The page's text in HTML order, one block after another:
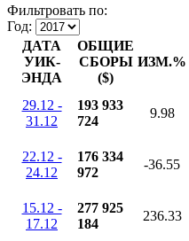
Фильтровать по:
Год:
ДАТА
УИК-
ЭНДА
ОБЩИЕ
СБОРЫ
($)
ИЗМ.%
29.12 -
31.12
193 933
724
9.98
22.12 -
24.12
176 334
972
-36.55
15.12 -
17.12
277 925
184
236.33